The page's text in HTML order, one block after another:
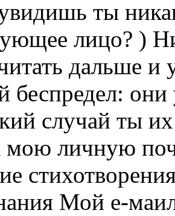
ты
лицо? )
дальше и
беспредел:
случай ты
личную
Мой е-